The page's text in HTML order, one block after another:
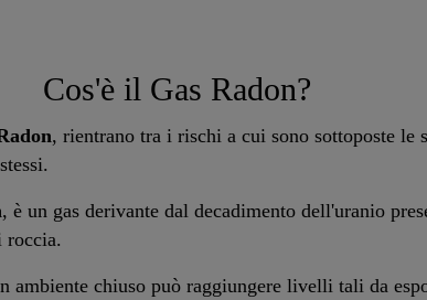
Cos'è il Gas Radon?
, rientrano tra i rischi a cui sono sottoposte le
, è un gas derivante dal decadimento dell'uranio
roccia.
ambiente chiuso può raggiungere livelli tali da